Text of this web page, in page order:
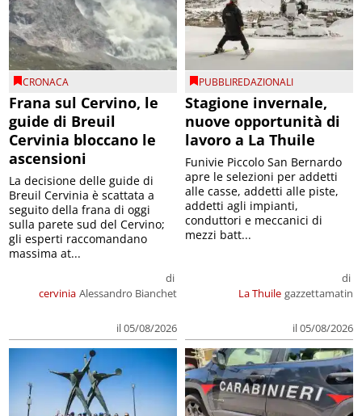
CRONACA
Frana sul Cervino, le
guide di Breuil
Cervinia bloccano le
ascensioni
cervinia
di
Alessandro Bianchet
il 05/08/2026
La decisione delle guide di
Breuil Cervinia è scattata a
seguito della frana di oggi
sulla parete sud del Cervino;
gli esperti raccomandano
massima at...
PUBBLIREDAZIONALI
Stagione invernale,
nuove opportunità di
lavoro a La Thuile
La Thuile
di
gazzettamatin
il 05/08/2026
Funivie Piccolo San Bernardo
apre le selezioni per addetti
alle casse, addetti alle piste,
addetti agli impianti,
conduttori e meccanici di
mezzi batt...